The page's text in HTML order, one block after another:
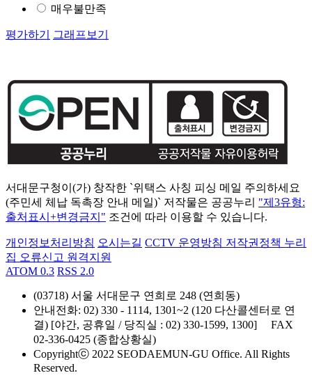
매우불만족
평가하기 그래프보기
서대문구청이(가) 창작한 `위택스 사칭 피싱 메일 주의하세요
(주민세 체납 독촉장 안내 메일)` 저작물은 공공누리 "제3유형:
출처표시+변경금지" 조건에 따라 이용할 수 있습니다.
개인정보처리방침 오시는길 CCTV 운영방침 저작권정책 누리
집 오류신고 원격지원
ATOM 0.3 RSS 2.0
(03718) 서울 서대문구 연희로 248 (연희동)
안내전화: 02) 330 - 1114, 1301~2 (120 다산콜센터로 연
결) [야간, 공휴일 / 당직실 : 02) 330-1599, 1300] FAX
02-336-0425 (종합상황실)
Copyrightⓒ 2022 SEODAEMUN-GU Office. All Rights
Reserved.